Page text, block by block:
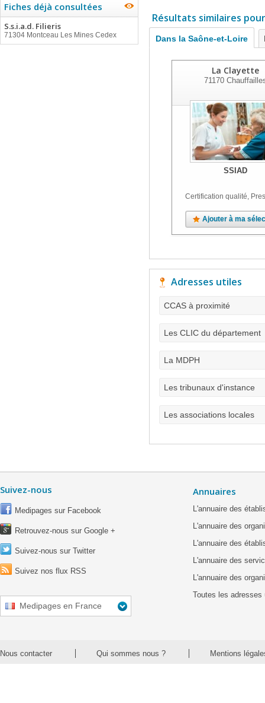
Fiches déjà consultées
S.s.i.a.d. Filieris
71304 Montceau Les Mines Cedex
Résultats similaires
Dans la Saône-et-Loire
La Clayette
71170
SSIAD
Certification qualité,
Ajouter à ma
Adresses utiles
CCAS à proximité
Les CLIC du département
La MDPH
Les tribunaux d'instance
Les associations locales
Suivez-nous
Medipages sur Facebook
Retrouvez-nous sur Google +
Suivez-nous sur Twitter
Suivez nos flux RSS
Medipages en France
Annuaires
L'annuaire des
L'annuaire des
L'annuaire des
L'annuaire des
L'annuaire des
Toutes les adresses
Nous contacter Qui sommes nous ? Mentions